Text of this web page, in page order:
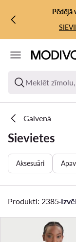
PĀRIET UZ
PĀRIET UZ Pēdējā
Meklēt
Galvenā
Sievietes
Aksesuāri
Produkti: 2385·